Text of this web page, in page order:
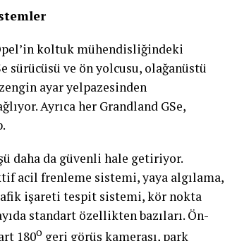
koltuk mühendisliğindeki
ve ön yolcusu, olağanüstü
ayar yelpazesinden
Ayrıca her Grandland GSe,
daha da güvenli hale getiriyor.
acil frenleme sistemi, yaya algılama,
işareti tespit sistemi, kör nokta
standart özellikten bazıları. Ön-
180o geri görüş kamerası, park